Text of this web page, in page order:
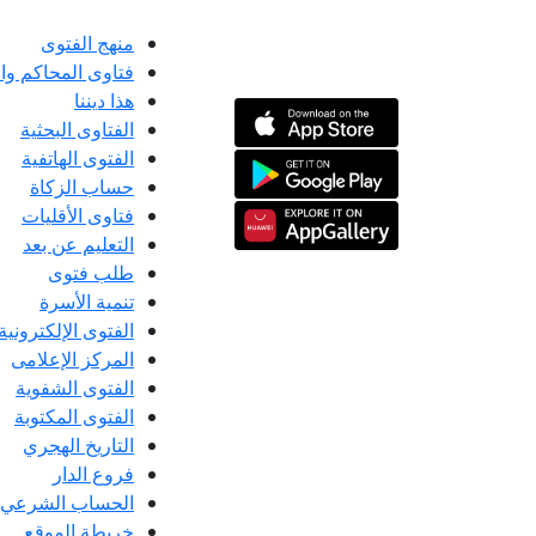
منهج الفتوى
فتاوى المحاكم
هذا ديننا
الفتاوى البحثية
الفتوى الهاتفية
حساب الزكاة
فتاوى الأقليات
التعليم عن بعد
طلب فتوى
تنمية الأسرة
الفتوى الإلكترونية
المركز الإعلامى
الفتوى الشفوية
الفتوى المكتوبة
التاريخ الهجري
فروع الدار
الحساب الشرعي